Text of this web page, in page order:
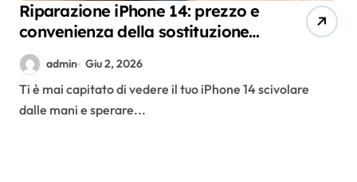
Riparazione iPhone 14: prezzo e
convenienza della sostituzione
del vetro
admin Giu 2, 2026
Ti è mai capitato di vedere il tuo iPhone 14 scivolare
dalle mani e sperare...